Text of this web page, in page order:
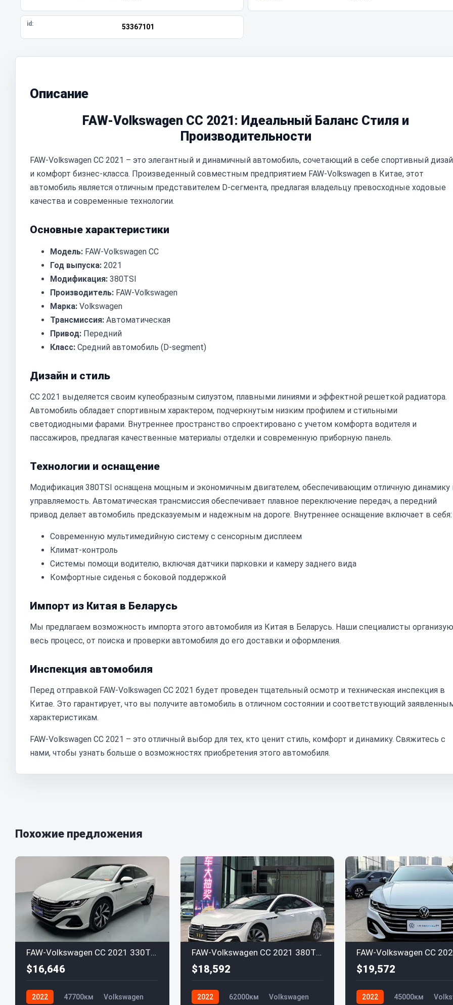
id: 53367101
Описание
FAW-Volkswagen CC 2021: Идеальный Баланс Стиля и
Производительности
FAW-Volkswagen CC 2021 – это элегантный и динамичный автомобиль, сочетающий в себе спортивный
и комфорт бизнес-класса. Произведенный совместным предприятием FAW-Volkswagen в Китае, этот
автомобиль является отличным представителем D-сегмента, предлагая владельцу превосходные ходовые
качества и современные технологии.
Основные характеристики
Модель: FAW-Volkswagen CC
Год выпуска: 2021
Модификация: 380TSI
Производитель: FAW-Volkswagen
Марка: Volkswagen
Трансмиссия: Автоматическая
Привод: Передний
Класс: Средний автомобиль (D-segment)
Дизайн и стиль
CC 2021 выделяется своим купеобразным силуэтом, плавными линиями и эффектной решеткой радиатора.
Автомобиль обладает спортивным характером, подчеркнутым низким профилем и стильными
светодиодными фарами. Внутреннее пространство спроектировано с учетом комфорта водителя и
пассажиров, предлагая качественные материалы отделки и современную приборную панель.
Технологии и оснащение
Модификация 380TSI оснащена мощным и экономичным двигателем, обеспечивающим отличную динамику
управляемость. Автоматическая трансмиссия обеспечивает плавное переключение передач, а передний
привод делает автомобиль предсказуемым и надежным на дороге. Внутреннее оснащение включает в себя:
Современную мультимедийную систему с сенсорным дисплеем
Климат-контроль
Системы помощи водителю, включая датчики парковки и камеру заднего вида
Комфортные сиденья с боковой поддержкой
Импорт из Китая в Беларусь
Мы предлагаем возможность импорта этого автомобиля из Китая в Беларусь. Наши специалисты
весь процесс, от поиска и проверки автомобиля до его доставки и оформления.
Инспекция автомобиля
Перед отправкой FAW-Volkswagen CC 2021 будет проведен тщательный осмотр и техническая инспекция в
Китае. Это гарантирует, что вы получите автомобиль в отличном состоянии и соответствующий
характеристикам.
FAW-Volkswagen CC 2021 – это отличный выбор для тех, кто ценит стиль, комфорт и динамику. Свяжитесь с
нами, чтобы узнать больше о возможностях приобретения этого автомобиля.
Похожие предложения
FAW-Volkswagen CC 2021 330TSI Xuanmu Edition
$16,646
2022 47700км Volkswagen
FAW-Volkswagen CC 2021 380TSI Duomu Edition
$18,592
2022 62000км Volkswagen
$19,572
2022 45000км